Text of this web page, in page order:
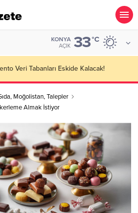
KONYA
AÇIK 33°C
Importer Companies Lists
, Moğolistan,Talepler
Almak İstiyor